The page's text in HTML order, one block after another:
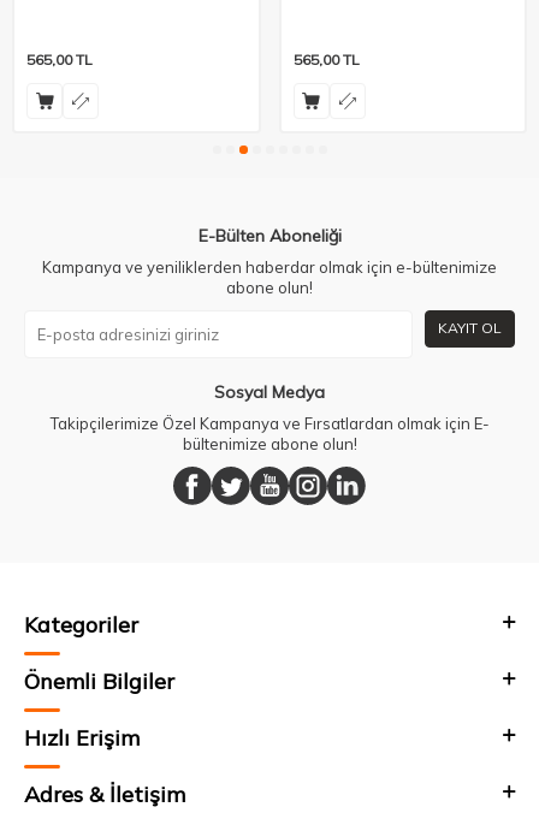
565,00TL 565,00TL
E-Bülten Aboneliği
Kampanya ve yeniliklerden haberdar olmak için e-bültenimize
abone olun!
KAYIT OL
Sosyal Medya
Takipçilerimize Özel Kampanya ve Fırsatlardan olmak için E-
bültenimize abone olun!
Kategoriler
Önemli Bilgiler
Hızlı Erişim
Adres & İletişim